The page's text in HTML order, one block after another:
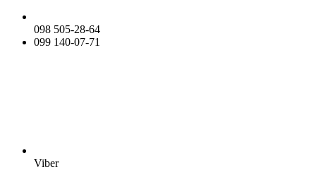
098 505-28-64
099 140-07-71
Viber